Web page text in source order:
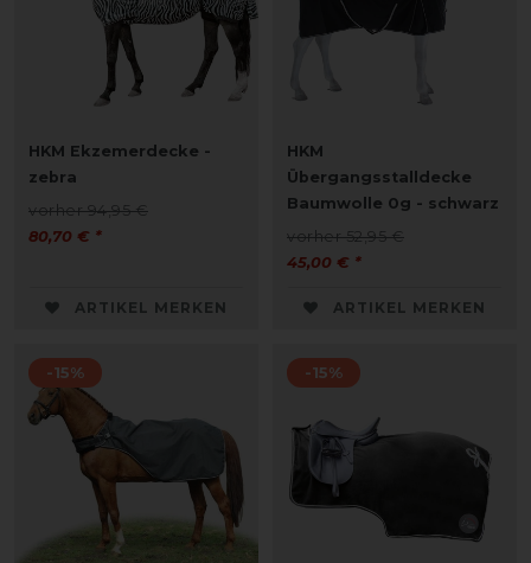
HKM Ekzemerdecke -
zebra
vorher 94,95 €
80,70 € *
ARTIKEL MERKEN
HKM
Übergangsstalldecke
Baumwolle 0g - schwarz
vorher 52,95 €
45,00 € *
ARTIKEL MERKEN
-15% -15%